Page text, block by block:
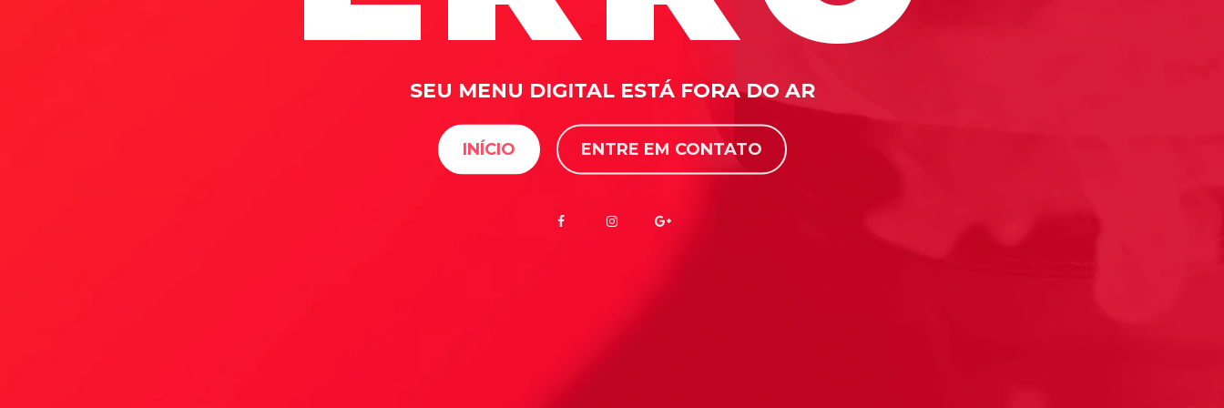
SEU MENU DIGITAL ESTÁ FORA DO AR
INÍCIO ENTRE EM CONTATO